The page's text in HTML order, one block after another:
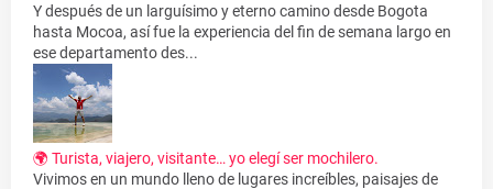
Y después de un larguísimo y eterno camino desde Bogota
hasta Mocoa, así fue la experiencia del fin de semana largo en
ese departamento des...
🌍 Turista, viajero, visitante… yo elegí ser mochilero.
Vivimos en un mundo lleno de lugares increíbles, paisajes de